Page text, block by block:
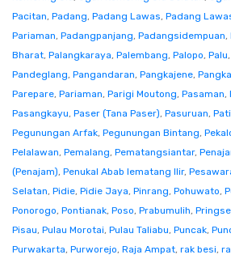
Pacitan, Padang, Padang Lawas, Padang
Pariaman, Padangpanjang, Padangsidempuan,
Bharat, Palangkaraya, Palembang, Palopo, Palu,
Pandeglang, Pangandaran, Pangkajene,
Parepare, Pariaman, Parigi Moutong, Pasaman,
Pasangkayu, Paser (Tana Paser), Pasuruan, Pati
Pegunungan Arfak, Pegunungan Bintang,
Pelalawan, Pemalang, Pematangsiantar,
(Penajam), Penukal Abab lematang Ilir,
Selatan, Pidie, Pidie Jaya, Pinrang, Pohuwato,
Ponorogo, Pontianak, Poso, Prabumulih,
Pisau, Pulau Morotai, Pulau Taliabu, Puncak,
Purwakarta, Purworejo, Raja Ampat, rak besi,